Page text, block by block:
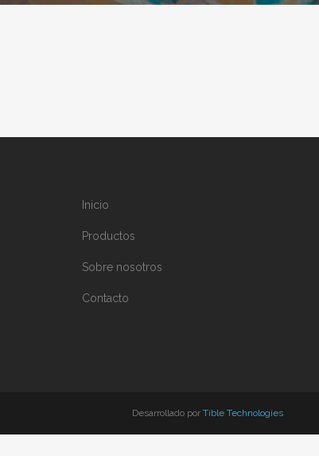
Inicio
Productos
Sobre nosotros
Contacto
Desarrollado por Tible Technologies